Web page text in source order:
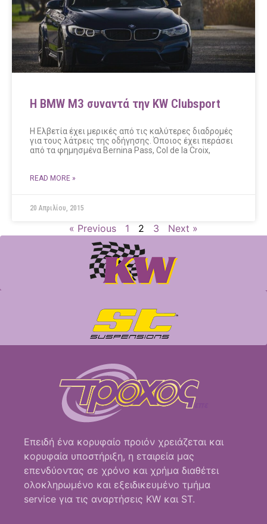
Η BMW M3 συναντά την KW Clubsport
Η Ελβετία έχει μερικές από τις καλύτερες διαδρομές
για τους λάτρεις της οδήγησης. Όποιος έχει περάσει
από τα φημησμένα Bernina Pass, Col de la Croix,
READ MORE »
20 Απριλίου, 2015
« Previous 1 2 3 Next »
Επειδή ένα κορυφαίο προιόν χρειάζεται και
κορυφαία υποστήριξη, η εταιρεία μας
επενδύοντας σε χρόνο και χρήμα διαθέτει
ολοκληρωμένο και εξειδικευμένο τμήμα
service για τις αναρτήσεις KW και ST.